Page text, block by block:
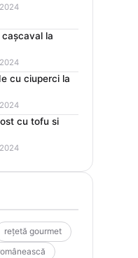
la
cu ciuperci la
cu tofu si
rețetă gourmet